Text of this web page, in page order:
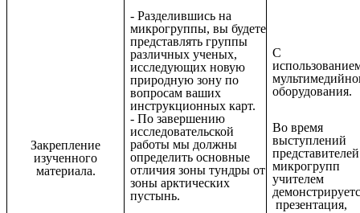
Закрепление
изученного
материала.
- Разделившись на
микрогруппы, вы будете
представлять группы
различных ученых,
исследующих новую
природную зону по
вопросам ваших
инструкционных карт.
- По завершению
исследовательской
работы мы должны
определить основные
отличия зоны тундры от
зоны арктических
пустынь.
С
оборудования.
Во время
выступлений
представителей
микрогрупп
учителем
презентация,